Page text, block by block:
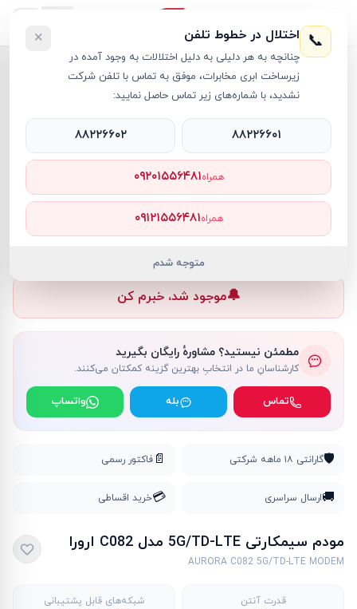
مودم سیکارتی مودم سیمکارتی 5G/TD-LTE مدل C082 ارورا
مودم سیکارتی RT28236
ناموجود
🔔موجود شد، خبرم کن
مطمئن نیستید؟ مشاورهٔ رایگان بگیرید
کارشناسانِ ما در انتخابِ بهترین گزینه کمکتان می‌کنند.
تماس بله واتساپ
🛡️گارانتی ۱۸ ماهه شرکتی 📄 فاکتور رسمی
🚚ارسال سراسری 💳خرید اقساطی
مودم سیمکارتی 5G/TD-LTE مدل C082 ارورا
AURORA C082 5G/TD-LTE MODEM
قدرت آنتن شبکه‌های قابل پشتیبانی
📞 اختلال در خطوط تلفن
چنانچه به هر دلیلی به دلیل اختلالات به وجود آمده در
زیرساخت ابری مخابرات، موفق به تماس با تلفن شرکت
نشدید، با شماره‌های زیر تماس حاصل نمایید:
×
۸۸۲۲۶۶۰۱ ۸۸۲۲۶۶۰۲
همراه۰۹۲۰۱۵۵۶۴۸۱
همراه۰۹۱۲۱۵۵۶۴۸۱
متوجه شدم